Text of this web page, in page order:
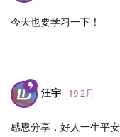
今天也要学习一下！
汪宇 19 2月
感恩分享，好人一生平安